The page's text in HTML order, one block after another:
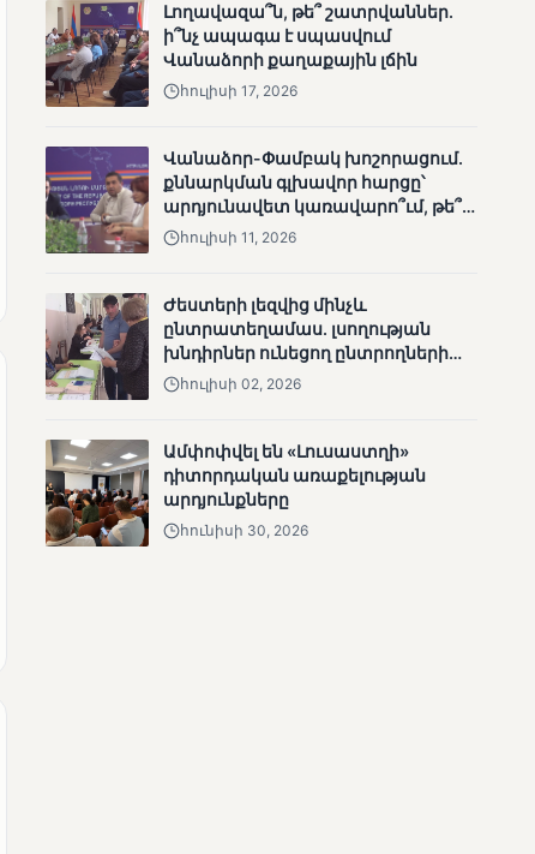
տեղամասերի
արդյունքները
ՄՈՒՆԵՏԻԿ
Քվեարկության
պաշտոնական
Լողավազա՞ն, թե՞ շատրվաններ.
ի՞նչ ապագա է սպասվում
Վանաձորի քաղաքային լճին
հուլիսի 17, 2026
Վանաձոր-Փամբակ խոշորացում.
քննարկման գլխավոր հարցը՝
արդյունավետ կառավարո՞ւմ, թե՞
քաղաքական նպատակ
հուլիսի 11, 2026
Ժեստերի լեզվից մինչև
ընտրատեղամաս. լսողության
խնդիրներ ունեցող ընտրողների
ճանապարհը
հուլիսի 02, 2026
Ամփոփվել են «Լուսաստղի»
դիտորդական առաքելության
արդյունքները
հունիսի 30, 2026